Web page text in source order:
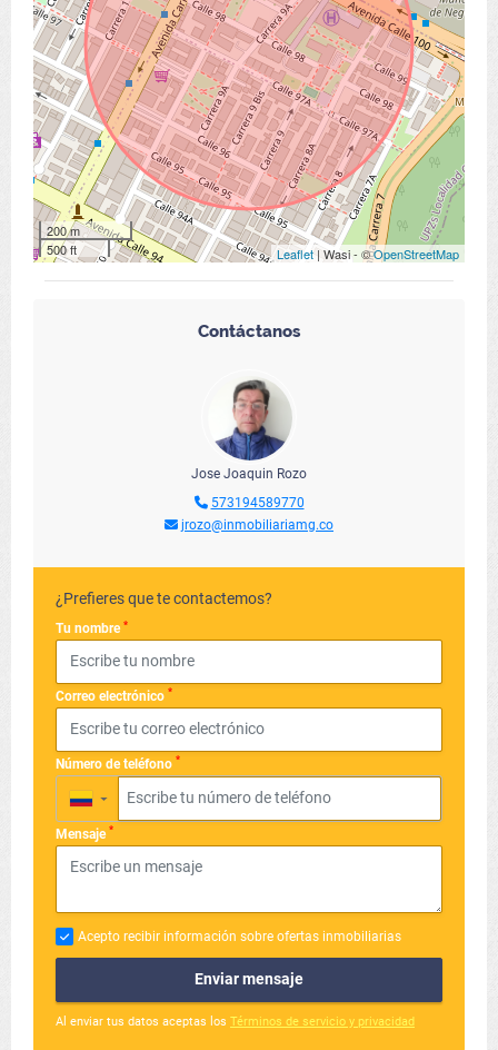
200 m
500 ft
Leaflet | Wasi - ©OpenStreetMap
Contáctanos
Jose Joaquin Rozo
573194589770
jrozo@inmobiliariamg.co
¿Prefieres que te contactemos?
Tu nombre *
Correo electrónico *
Número de teléfono *
▼
Mensaje *
Acepto recibir información sobre ofertas inmobiliarias
Enviar mensaje
Al enviar tus datos aceptas los Términos de servicio y privacidad